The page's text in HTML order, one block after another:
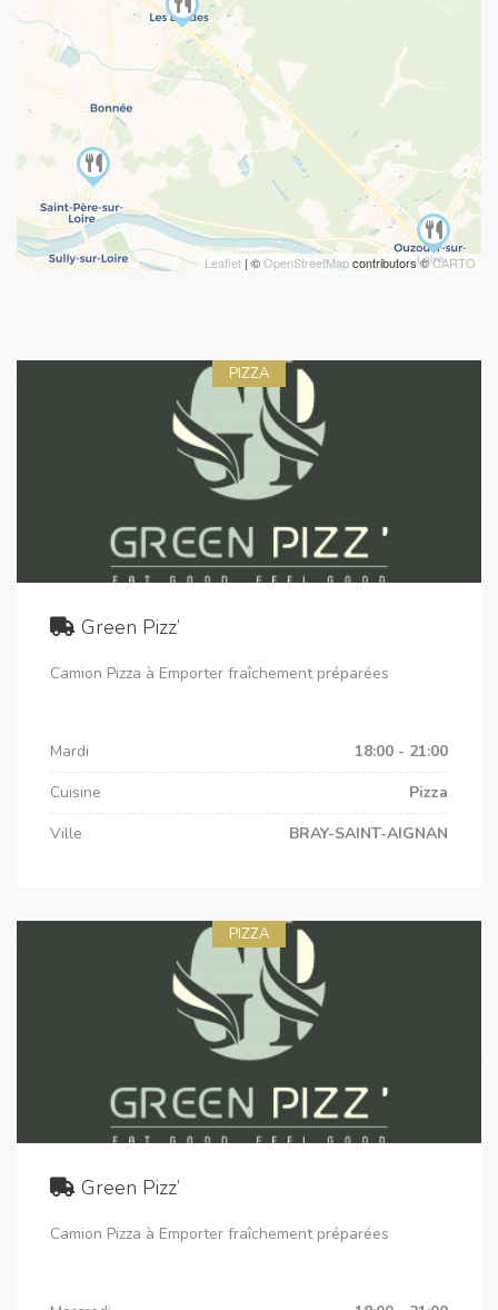
Leaflet | ©OpenStreetMapcontributors ©CARTO
PIZZA
Green Pizz’
Camion Pizza à Emporter fraîchement préparées
Mardi
18:00 - 21:00
Cuisine
Pizza
Ville
BRAY-SAINT-AIGNAN
PIZZA
Green Pizz’
Camion Pizza à Emporter fraîchement préparées